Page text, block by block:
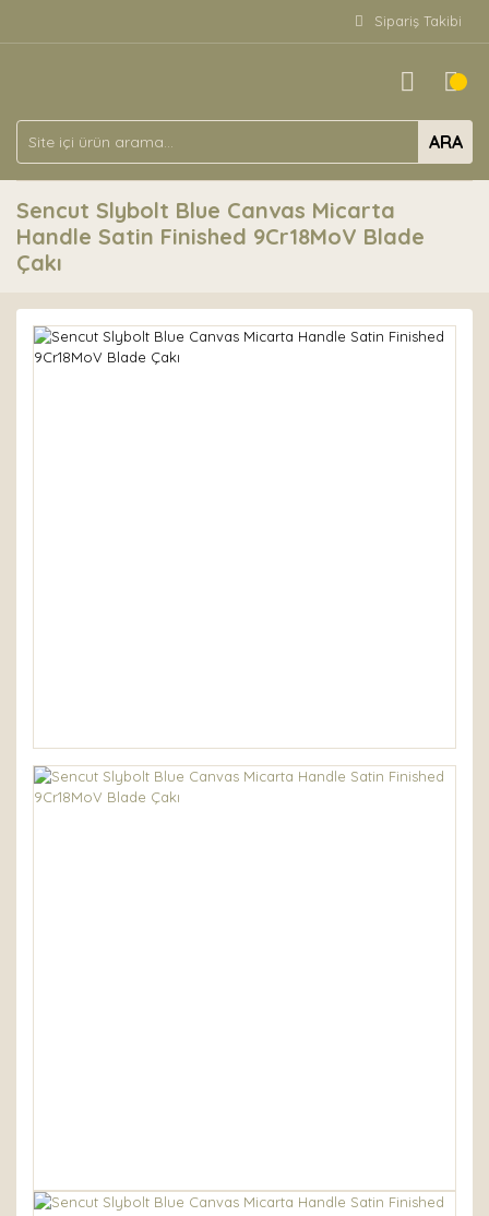
Sipariş Takibi
ARA
Sencut Slybolt Blue Canvas Micarta
Handle Satin Finished 9Cr18MoV Blade
Çakı